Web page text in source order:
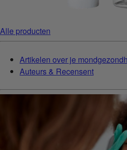
Alle producten
Artikelen over je
Auteurs & Recensent